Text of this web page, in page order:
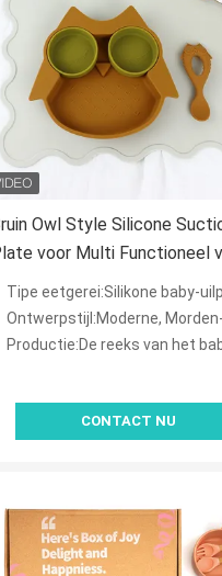
Owl Style Silicone
voor Multi Functioneel
Peuterjonge geitjes
Tipe eetgerei:Silikone baby-
Ontwerpstijl:Moderne, Morden-Luxe, Toevallig Art
Productie:De reeks van het
CONTACT NU